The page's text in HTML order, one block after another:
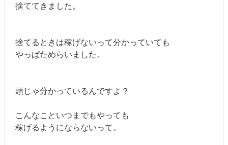
捨ててきました。
捨てるときは稼げないって分かっていても
やっぱためらいました。
頭じゃ分かっているんですよ？
こんなこといつまでもやっても
稼げるようにならないって。